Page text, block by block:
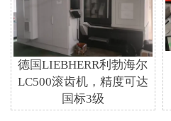
德国LIEBHERR利勃海尔
LC500滚齿机，精度可达
国标3级